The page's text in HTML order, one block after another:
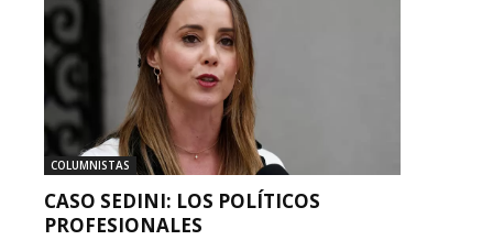
COLUMNISTAS
CASO SEDINI: LOS POLÍTICOS
PROFESIONALES